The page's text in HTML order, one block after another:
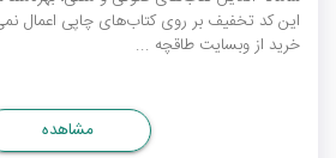
این کد تخفیف بر روی کتاب‌های چاپی اعمال
خرید از وبسایت طاقچه ...
مشاهده